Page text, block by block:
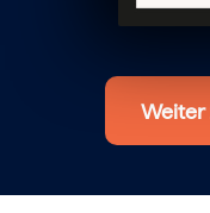
Für alle
Das
Weiter